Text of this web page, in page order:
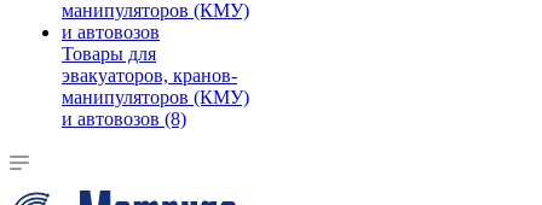
Товары для
эвакуаторов, кранов-
манипуляторов (КМУ)
и автовозов (8)